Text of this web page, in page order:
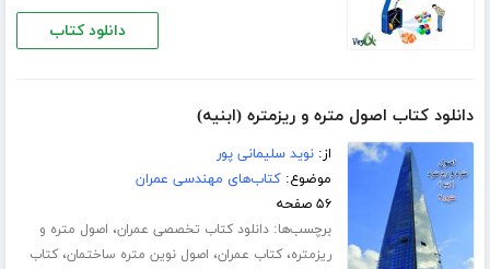
دانلود کتاب
دانلود کتاب اصول متره و ریزمتره (ابنیه)
از:نوید سلیمانی پور
موضوع:کتاب‌های مهندسی عمران
۵۶ صفحه
برچسب‌ها:دانلود کتاب تخصصی عمران، اصول متره و
ریزمتره،کتاب عمران، اصول نوین متره ساختمان،کتاب